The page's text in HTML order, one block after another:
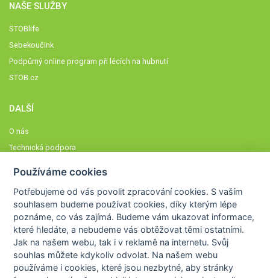
NAŠE SLUŽBY
STOBlife
Sebekoučink
Podpůrný online program při lécích na hubnutí
STOB.cz
DALŠÍ
O nás
Technická podpora
Členové STOBklubu
Zásady nakládání s osobními údaji
Otestujte se
Spočítejte si
Výzva 52
Používáme cookies
Potřebujeme od vás povolit zpracování cookies. S vaším
souhlasem budeme používat cookies, díky kterým lépe
poznáme,co vás zajímá. Budeme vám ukazovat informace,
které hledáte, a nebudeme vás obtěžovat těmi ostatními.
Jak na našem webu, tak i v reklamě na internetu. Svůj
souhlas můžete kdykoliv odvolat. Na našem webu
používáme i cookies, které jsou nezbytné, aby stránky